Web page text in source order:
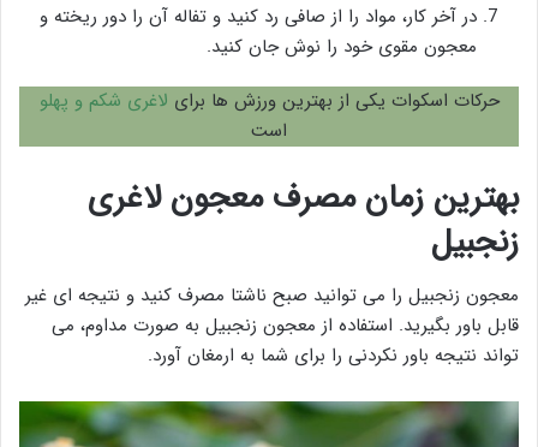
در آخر کار، مواد را از صافی رد کنید و تفاله آن را دور ریخته و
معجون مقوی خود را نوش جان کنید.
حرکات اسکوات یکی از بهترین ورزش ها برای لاغری شکم و پهلو
است
بهترین زمان مصرف معجون لاغری
زنجبیل
معجون زنجبیل را می توانید صبح ناشتا مصرف کنید و نتیجه ای غیر
قابل باور بگیرید. استفاده از معجون زنجبیل به صورت مداوم، می
تواند نتیجه باور نکردنی را برای شما به ارمغان آورد.